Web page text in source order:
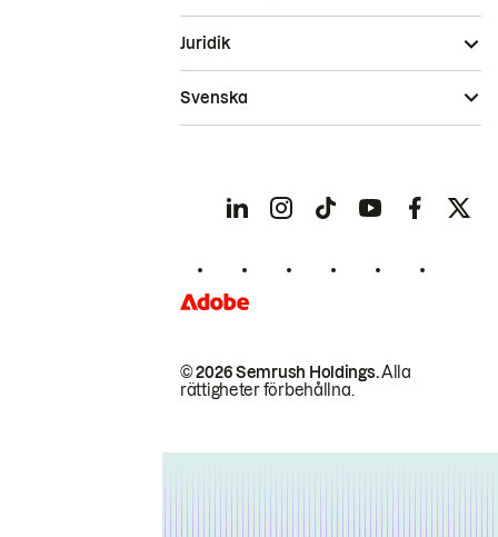
© 2026 Semrush Holdings.Alla
rättigheter förbehållna.
Juridik
Svenska